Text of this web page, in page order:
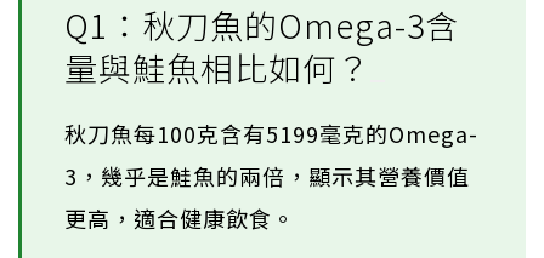
Q1：秋刀魚的Omega-3含
量與鮭魚相比如何？
秋刀魚每100克含有5199毫克的Omega-
3，幾乎是鮭魚的兩倍，顯示其營養價值
更高，適合健康飲食。